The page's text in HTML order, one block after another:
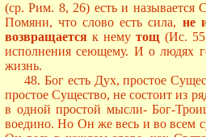
(ср. Рим. 8, 26) есть и
Помяни, что слово есть сила, не
возвращается к немутощ (Ис.
исполнения сеющему. И о людях
жизнь.
48. Бог есть Дух, простое
простое Существо, не состоит из
в одной простой мысли- Бог-
воедино. Но Он же весь и во всем